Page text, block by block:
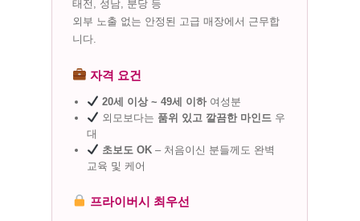
태전, 성남, 분당 등
외부 노출 없는 안정된 고급 매장에서 근무합
니다.
자격 요건
20세 이상 ~ 49세 이하여성분
외모보다는 품위 있고 깔끔한 마인드 우
대
초보도 OK – 처음이신 분들께도 완벽
교육 및 케어
프라이버시 최우선